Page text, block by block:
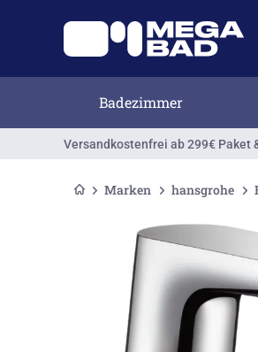
Badezimmer
Versandkostenfrei ab 299€ Paket
Marken hansgrohe